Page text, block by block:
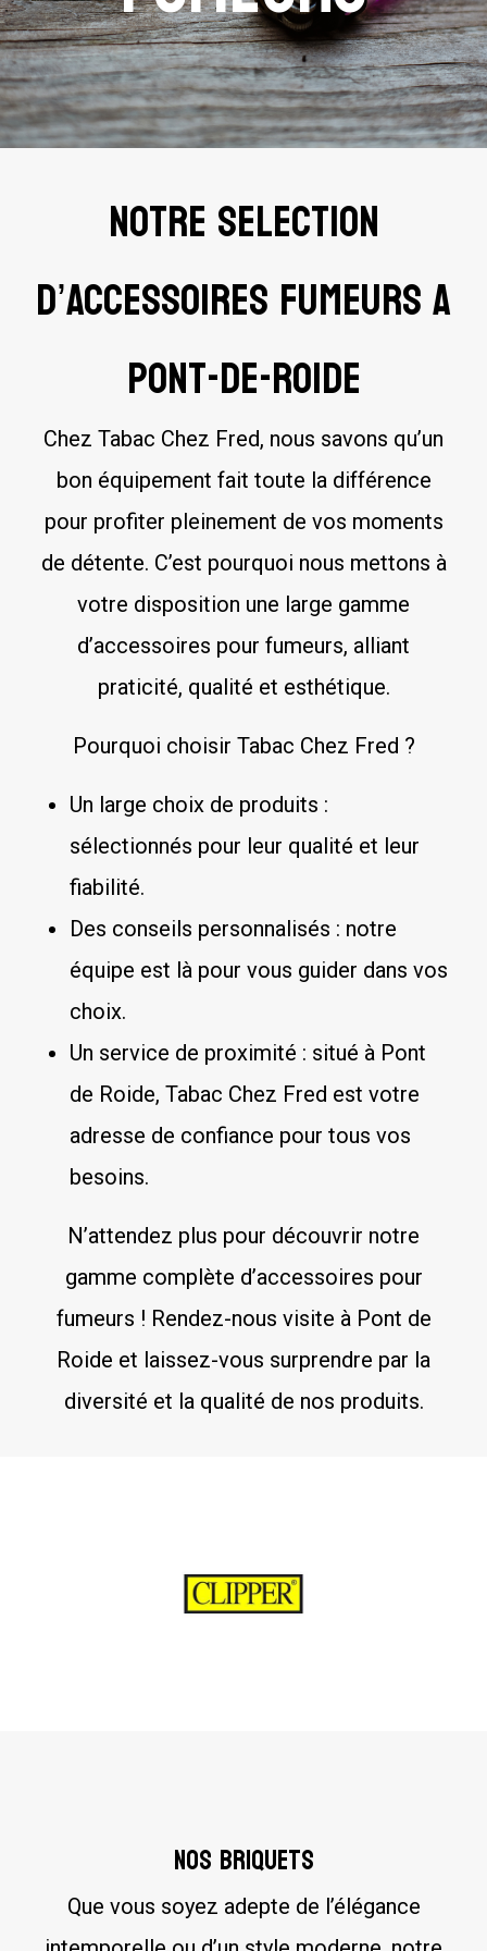
Notre selection
d’Accessoires fumeurs a
Pont-de-Roide
Chez Tabac Chez Fred, nous savons qu’un
bon équipement fait toute la différence
pour profiter pleinement de vos moments
de détente. C’est pourquoi nous mettons à
votre disposition une large gamme
d’accessoires pour fumeurs, alliant
praticité, qualité et esthétique.
Pourquoi choisir Tabac Chez Fred ?
Un large choix de produits :
sélectionnés pour leur qualité et leur
fiabilité.
Des conseils personnalisés : notre
équipe est là pour vous guider dans vos
choix.
Un service de proximité : situé à Pont
de Roide, Tabac Chez Fred est votre
adresse de confiance pour tous vos
besoins.
N’attendez plus pour découvrir notre
gamme complète d’accessoires pour
fumeurs ! Rendez-nous visite à Pont de
Roide et laissez-vous surprendre par la
diversité et la qualité de nos produits.
Nos briquets
Que vous soyez adepte de l’élégance